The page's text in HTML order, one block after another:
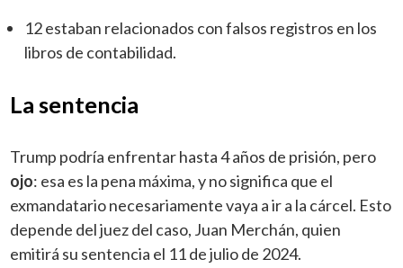
12 estaban relacionados con falsos registros en los
libros de contabilidad.
La sentencia
Trump podría enfrentar hasta 4 años de prisión, pero
ojo: esa es la pena máxima, y no significa que el
exmandatario necesariamente vaya a ir a la cárcel. Esto
depende del juez del caso, Juan Merchán, quien
emitirá su sentencia el 11 de julio de 2024.